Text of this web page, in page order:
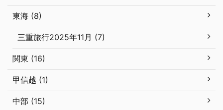
東海 (8)
三重旅行2025年11月 (7)
関東 (16)
甲信越 (1)
中部 (15)